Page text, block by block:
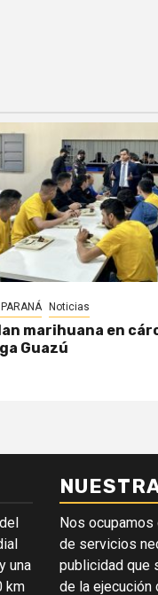
Noticias
marihuana en
Guazú
una
km
Nos
de servicios
publicidad que
de la ejecución